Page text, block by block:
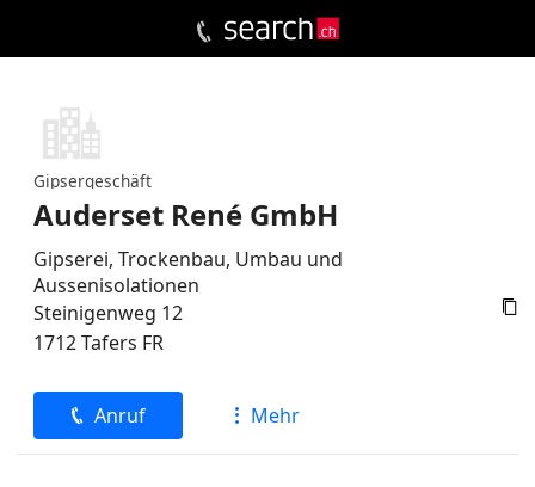
Gipsergeschäft
Auderset René GmbH
Gipserei, Trockenbau, Umbau und
Aussenisolationen

Steinigenweg 12
1712Tafers FR
Anruf Mehr